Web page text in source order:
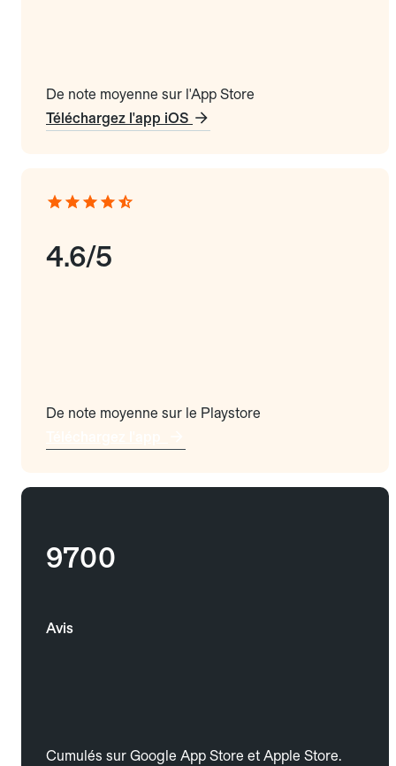
De note moyenne sur l'App Store
Téléchargez l'app iOS
4.6/5
De note moyenne sur le Playstore
9700
Avis
Cumulés sur Google App Store et Apple Store.